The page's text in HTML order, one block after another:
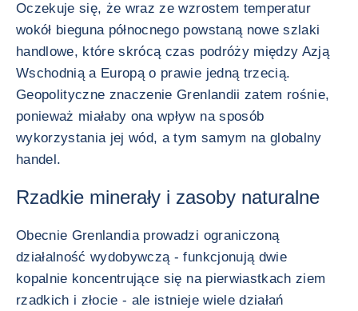
Oczekuje się, że wraz ze wzrostem temperatur
wokół bieguna północnego powstaną nowe szlaki
handlowe, które skrócą czas podróży między Azją
Wschodnią a Europą o prawie jedną trzecią.
Geopolityczne znaczenie Grenlandii zatem rośnie,
ponieważ miałaby ona wpływ na sposób
wykorzystania jej wód, a tym samym na globalny
handel.
Rzadkie minerały i zasoby naturalne
Obecnie Grenlandia prowadzi ograniczoną
działalność wydobywczą - funkcjonują dwie
kopalnie koncentrujące się na pierwiastkach ziem
rzadkich i złocie - ale istnieje wiele działań